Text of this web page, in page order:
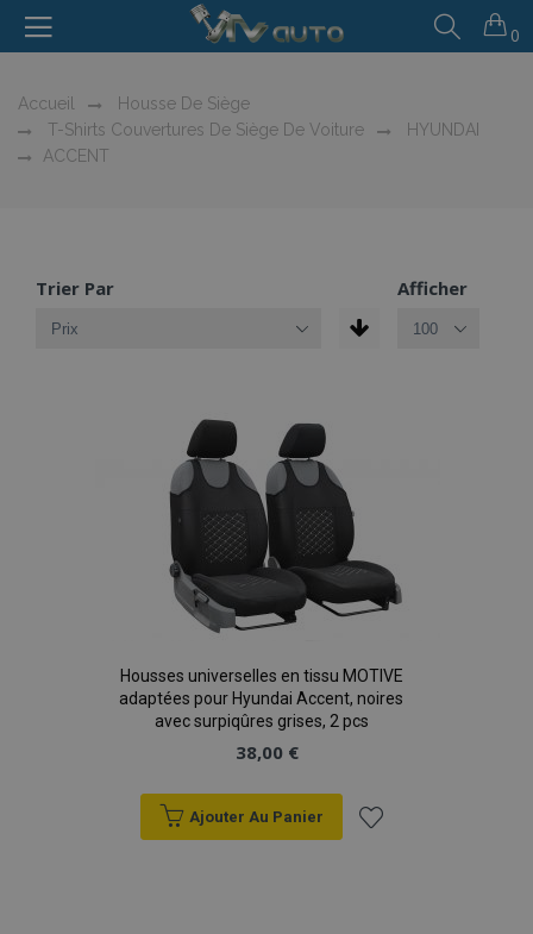
0
Accueil
Housse De Siège
T-Shirts Couvertures De Siège De Voiture
HYUNDAI
ACCENT
Trier Par Afficher
Housses universelles en tissu MOTIVE
adaptées pour Hyundai Accent, noires
avec surpiqûres grises, 2 pcs
38,00 €
Ajouter Au Panier